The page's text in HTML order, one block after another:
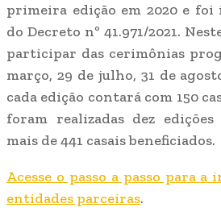
primeira edição em 2020 e
do Decreto nº 41.971/2021.
participar das cerimônias
março, 29 de julho, 31 de
cada edição contará com 150
foram realizadas dez
mais de 441 casais beneficiados.
Acesse o passo a passo para
entidades parceiras.